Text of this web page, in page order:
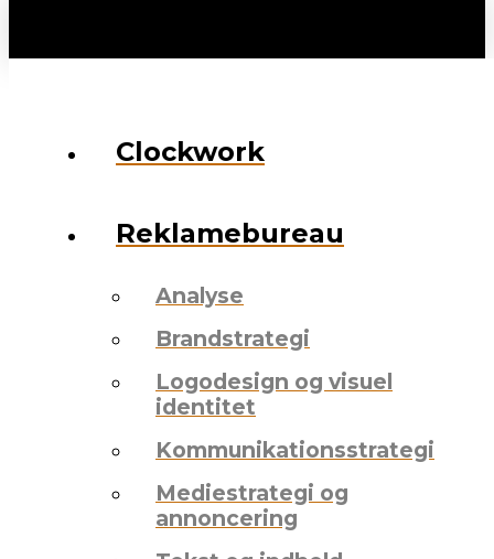
Clockwork
Reklamebureau
Analyse
Brandstrategi
Logodesign og visuel
identitet
Kommunikationsstrategi
Mediestrategi og
annoncering